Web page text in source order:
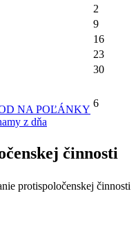
2
9
16
23
30
NA POĽÁNKY
z dňa
6
činnosti
protispoločenskej činnosti